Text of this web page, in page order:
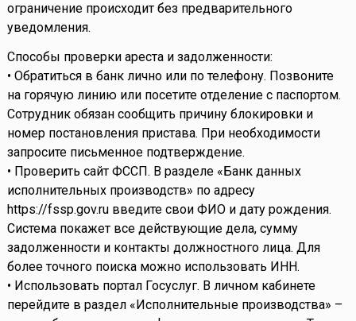
ограничение происходит без предварительного
уведомления.
Способы проверки ареста и задолженности:
• Обратиться в банк лично или по телефону. Позвоните
на горячую линию или посетите отделение с паспортом.
Сотрудник обязан сообщить причину блокировки и
номер постановления пристава. При необходимости
запросите письменное подтверждение.
• Проверить сайт ФССП. В разделе «Банк данных
исполнительных производств» по адресу
https://fssp.gov.ru введите свои ФИО и дату рождения.
Система покажет все действующие дела, сумму
задолженности и контакты должностного лица. Для
более точного поиска можно использовать ИНН.
• Использовать портал Госуслуг. В личном кабинете
перейдите в раздел «Исполнительные производства» –